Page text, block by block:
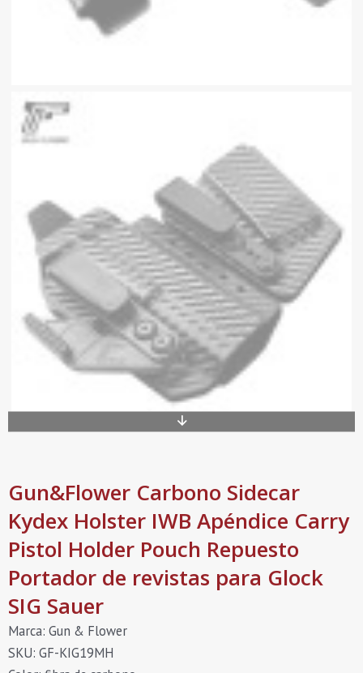
Gun&Flower Carbono Sidecar
Kydex Holster IWB Apéndice Carry
Pistol Holder Pouch Repuesto
Portador de revistas para Glock
SIG Sauer
Marca: Gun & Flower
SKU: GF-KIG19MH